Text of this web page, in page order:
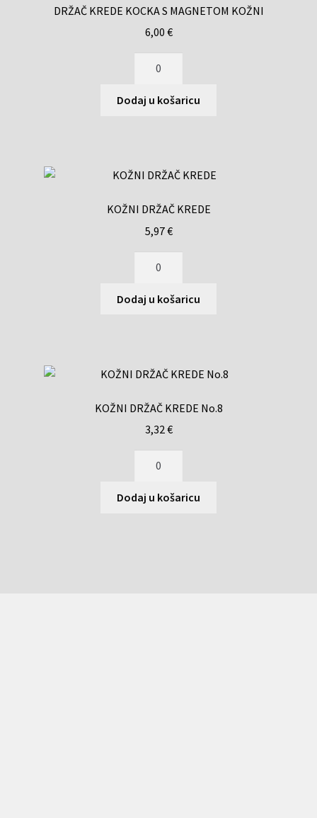
DRŽAČ KREDE KOCKA S MAGNETOM KOŽNI
6,00 €
Dodaj u košaricu
KOŽNI DRŽAČ KREDE
5,97€
Dodaj u košaricu
KOŽNI DRŽAČ KREDE No.8
3,32€
Dodaj u košaricu